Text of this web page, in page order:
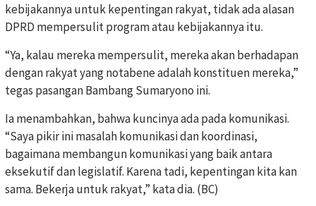
kebijakannya untuk kepentingan rakyat, tidak ada alasan
DPRD mempersulit program atau kebijakannya itu.
“Ya, kalau mereka mempersulit, mereka akan berhadapan
dengan rakyat yang notabene adalah konstituen mereka,”
tegas pasangan Bambang Sumaryono ini.
Ia menambahkan, bahwa kuncinya ada pada komunikasi.
“Saya pikir ini masalah komunikasi dan koordinasi,
bagaimana membangun komunikasi yang baik antara
eksekutif dan legislatif. Karena tadi, kepentingan kita kan
sama. Bekerja untuk rakyat,” kata dia. (BC)